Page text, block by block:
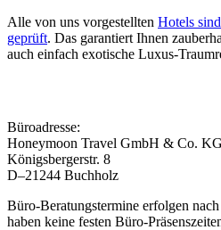
Alle von uns vorgestellten Hotels
geprüft. Das garantiert Ihnen
auch einfach exotische Luxus-
Büroadresse:
Honeymoon Travel GmbH & Co. KG
Königsbergerstr. 8
D–21244 Buchholz
Büro-Beratungstermine erfolgen
haben keine festen Büro-